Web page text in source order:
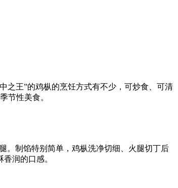
之王”的鸡枞的烹饪方式有不少，可炒食、可清
节性美食。
。制馅特别简单，鸡枞洗净切细、火腿切丁后
润的口感。